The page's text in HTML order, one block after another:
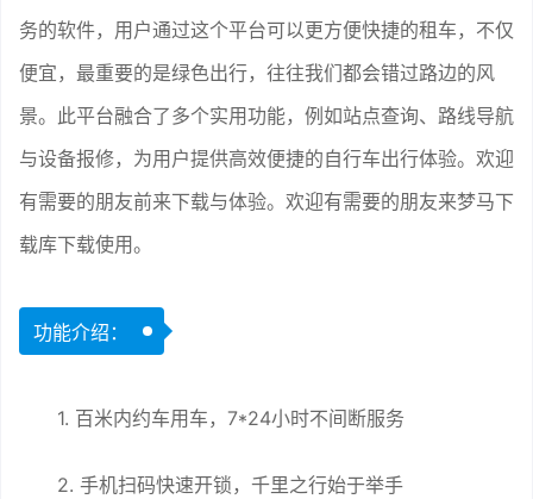
务的软件，用户通过这个平台可以更方便快捷的租车，不仅
便宜，最重要的是绿色出行，往往我们都会错过路边的风
景。此平台融合了多个实用功能，例如站点查询、路线导航
与设备报修，为用户提供高效便捷的自行车出行体验。欢迎
有需要的朋友前来下载与体验。欢迎有需要的朋友来梦马下
载库下载使用。
功能介绍：
1. 百米内约车用车，7*24小时不间断服务
2. 手机扫码快速开锁，千里之行始于举手